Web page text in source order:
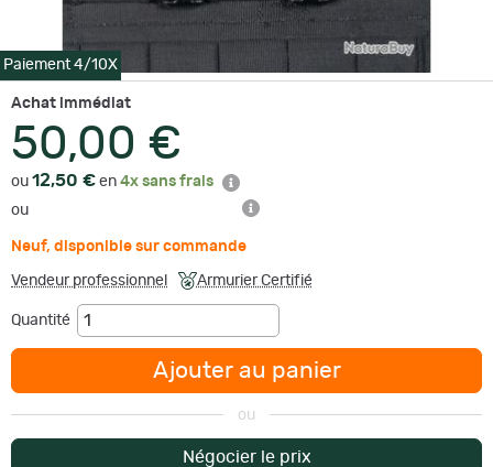
Paiement 4/10X
Achat immédiat
50,00 €
ou 12,50 € en 4x sans frais
ou
Neuf, disponible sur commande
Vendeur professionnel Armurier Certifié
Quantité
Ajouter au panier
ou
Négocier le prix